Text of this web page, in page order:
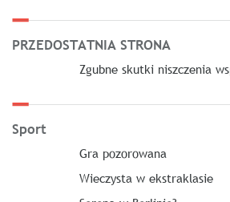
PRZEDOSTATNIA STRONA
Zgubne skutki niszczenia
Sport
Gra pozorowana
Wieczysta w ekstraklasie